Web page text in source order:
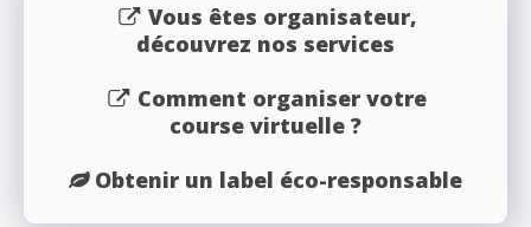
Vous êtes organisateur,
découvrez nos services
Comment organiser votre
course virtuelle ?
Obtenir un label éco-responsable